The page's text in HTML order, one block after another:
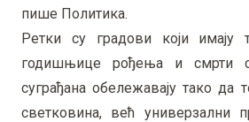
пише Политика.
Ретки су градови који имају
годишњице рођења и смрти
суграђана обележавају тако да
светковина, већ универзални